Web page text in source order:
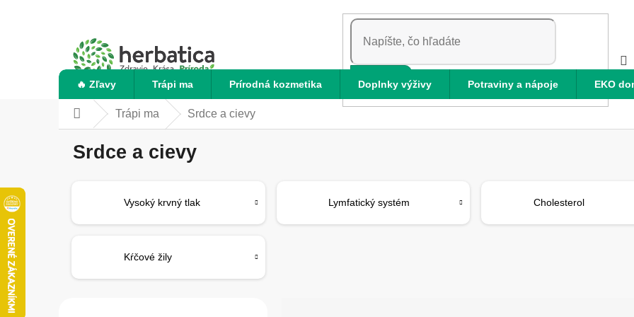
HĽADAŤ
🔥 Zľavy Trápi ma Prírodná kozmetika Doplnky výživy Potraviny a nápoje EKO
DomovTrápi ma Srdce a cievy
Srdce a cievy
Vysoký krvný tlak Lymfatický systém Cholesterol
Kŕčové žily